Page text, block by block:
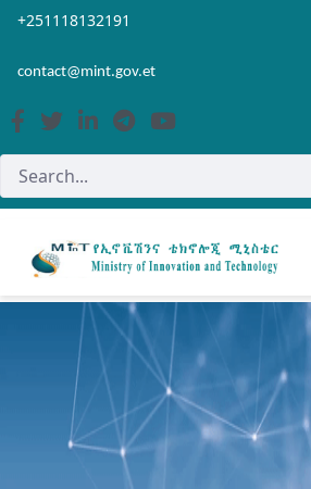
Skip to Main Content
Open Accessibility Menu
+251118132191
contact@mint.gov.et